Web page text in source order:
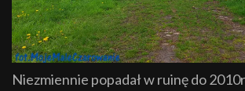
Niezmiennie popadał w ruinę do